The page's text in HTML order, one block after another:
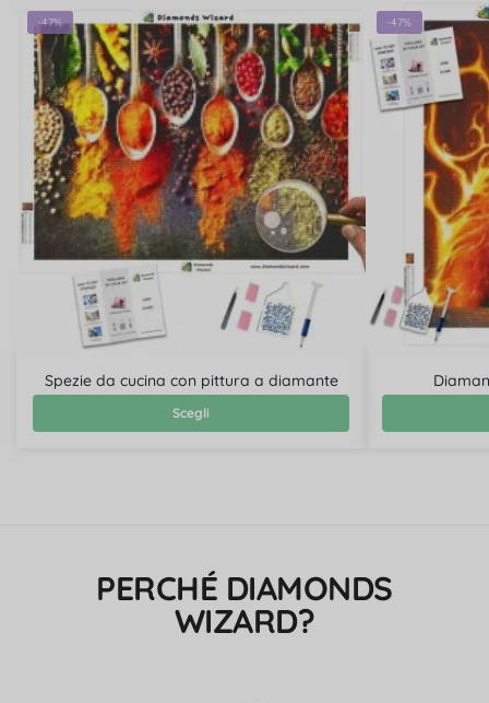
-47%
Spezie da cucina con pittura a diamante
Scegli
-47%
PERCHÉ DIAMONDS
WIZARD?